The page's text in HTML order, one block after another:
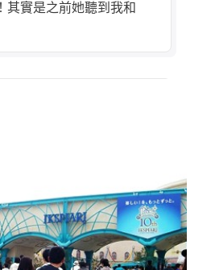
其實是之前她聽到我和